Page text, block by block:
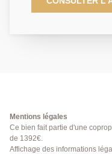
un salon lumineux
Mentions légales
Ce bien fait partie d'une
de 1392€.
Affichage des informations